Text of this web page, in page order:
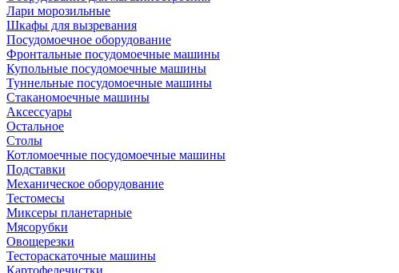
Лари морозильные
Шкафы для вызревания
Посудомоечное оборудование
Фронтальные посудомоечные машины
Купольные посудомоечные машины
Туннельные посудомоечные машины
Стаканомоечные машины
Аксессуары
Остальное
Столы
Котломоечные посудомоечные машины
Подставки
Механическое оборудование
Тестомесы
Миксеры планетарные
Мясорубки
Овощерезки
Тестораскаточные машины
Картофелечистки